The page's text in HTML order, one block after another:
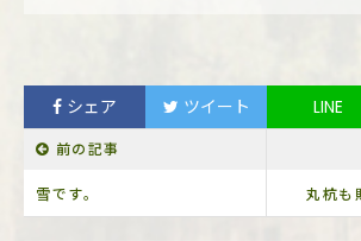
シェア ツイート LINE
前の記事
雪です。 丸杭も